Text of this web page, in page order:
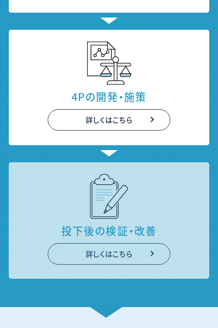
4Pの開発・施策
詳しくはこちら
投下後の検証・改善
詳しくはこちら